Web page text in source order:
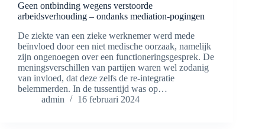
Geen ontbinding wegens verstoorde
arbeidsverhouding – ondanks mediation-pogingen
De ziekte van een zieke werknemer werd mede
beïnvloed door een niet medische oorzaak, namelijk
zijn ongenoegen over een functioneringsgesprek. De
meningsverschillen van partijen waren wel zodanig
van invloed, dat deze zelfs de re-integratie
belemmerden. In de tussentijd was op…
admin
16 februari 2024